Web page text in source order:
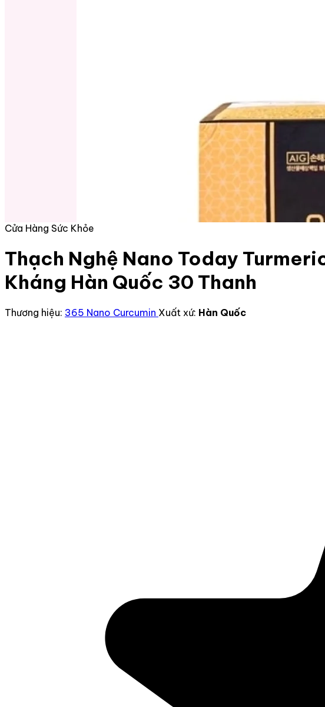
Cửa Hàng Sức Khỏe
Thạch Nghệ Nano Today
Kháng Hàn Quốc 30 Thanh
Thương hiệu: 365 Nano Curcumin Xuất xứ: Hàn Quốc